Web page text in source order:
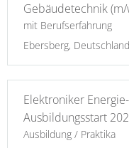
Gebäudetechnik
mit Berufserfahrung
Ebersberg, Deutschland
Elektroniker
Ausbildungsstart
Ausbildung / Praktika